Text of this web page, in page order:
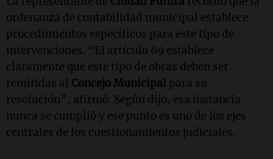
ordenanza de contabilidad municipal establece
procedimientos específicos para este tipo de
intervenciones. “El artículo 69 establece
claramente que este tipo de obras deben ser
remitidas al Concejo Municipal para su
resolución”, afirmó. Según dijo, esa instancia
nunca se cumplió y ese punto es uno de los ejes
centrales de los cuestionamientos judiciales.